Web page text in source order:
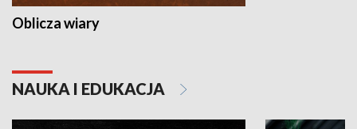
Oblicza wiary
NAUKA I EDUKACJA